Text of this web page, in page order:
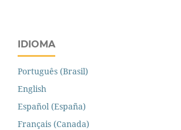
IDIOMA
Português (Brasil)
English
Español (España)
Français (Canada)